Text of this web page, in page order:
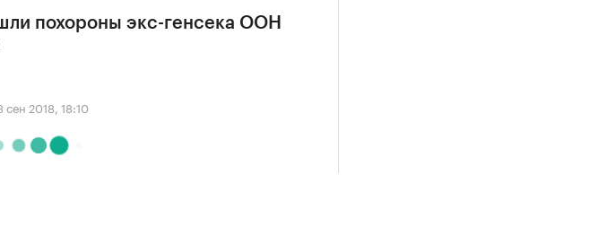
похороны экс-генсека ООН
сен 2018, 18:10